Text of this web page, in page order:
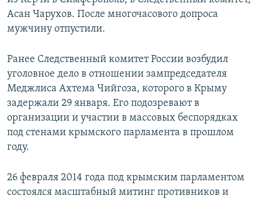
Асан Чарухов. После многочасового допроса
мужчину отпустили.
Ранее Следственный комитет России возбудил
уголовное дело в отношении зампредседателя
Меджлиса Ахтема Чийгоза, которого в Крыму
задержали 29 января. Его подозревают в
организации и участии в массовых беспорядках
под стенами крымского парламента в прошлом
году.
26 февраля 2014 года под крымским парламентом
состоялся масштабный митинг противников и